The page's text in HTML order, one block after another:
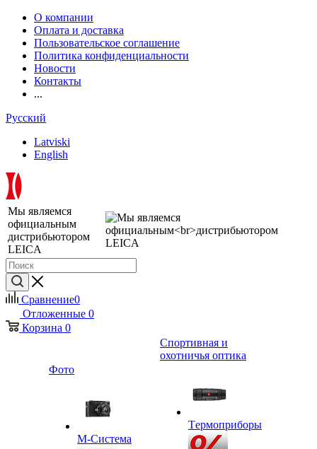
О компании
Оплата и доставка
Пользовательское соглашение
Политика конфиденциальности
Новости
Контакты
...
Русский
Latviski
English
Мы являемся
официальным
дистрибьютором
LEICA
Сравнение0
Отложенные 0
Корзина 0
Фото
M-Система
Спортивная и
охотничья оптика
Tермоприборы